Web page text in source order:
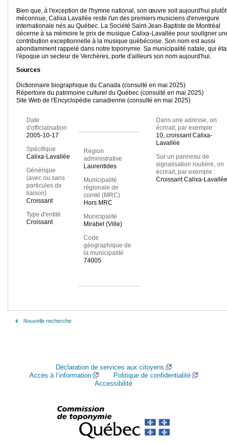
Bien que, à l'exception de l'hymne national, son œuvre soit aujourd'hui plutôt
méconnue, Calixa Lavallée reste l'un des premiers musiciens d'envergure
internationale nés au Québec. La Société Saint-Jean-Baptiste de Montréal
décerne à sa mémoire le prix de musique Calixa-Lavallée pour souligner
contribution exceptionnelle à la musique québécoise. Son nom est aussi
abondamment rappelé dans notre toponymie. Sa municipalité natale, qui
l'époque un secteur de Verchères, porte d'ailleurs son nom aujourd'hui.
Sources
Dictionnaire biographique du Canada (consulté en mai 2025)
Répertoire du patrimoine culturel du Québec (consulté en mai 2025)
Site Web de l'Encyclopédie canadienne (consulté en mai 2025)
Date
d'officialisation
2005-10-17
Spécifique
Calixa-Lavallée
Générique
(avec ou sans
particules de
liaison)
Croissant
Type d'entité
Croissant
Région
administrative
Laurentides
Municipalité
régionale de
comté (MRC)
Hors MRC
Municipalité
Mirabel (Ville)
Code
géographique de
la municipalité
74005
Dans une adresse, on
écrirait, par exemple :
10, croissant Calixa-
Lavallée
Sur un panneau de
signalisation routière, on
écrirait, par exemple :
Croissant Calixa-Lavallée
Nouvelle recherche
Déclaration de services aux citoyens
Accès à l’information
Politique de confidentialité
Accessibilité